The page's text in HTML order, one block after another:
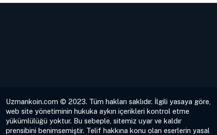
Uzmankoin.com © 2023. Tüm hakları saklıdır. İlgili yasaya göre,
web site yönetiminin hukuka aykırı içerikleri kontrol etme
yükümlülüğü yoktur. Bu sebeple, sitemiz uyar ve kaldır
prensibini benimsemiştir. Telif hakkına konu olan eserlerin yasal